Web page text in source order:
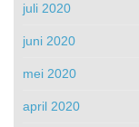
juli 2020
juni 2020
mei 2020
april 2020